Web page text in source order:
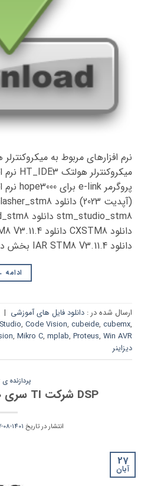
دانلود IAR STM8 V3.11.4 بخش دوم (149 […]
ادامه
ارسال شده در : دانلود فایل های آموزشی |
, Code Vision, cubeide, cubemx,
, Mikro C, mplab, Proteus, Win AVR
دیزاینر
پردازنده ی DSP
DSP شرکت TI سری 2000 و آموزش آن
انتشار در تاریخ 1401-08-27
27
آبان